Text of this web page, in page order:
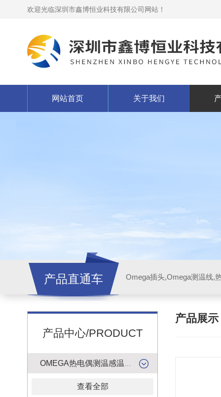
欢迎光临深圳市鑫博恒业科技有限公司网站！
网站首页 关于我们
产品直通车
产品中心/PRODUCT
查看全部
产品展示